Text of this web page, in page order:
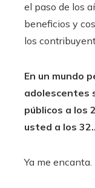
el paso de los
beneficios y
los
En un mundo
adolescentes
públicos a los
usted a los
Ya me encanta.